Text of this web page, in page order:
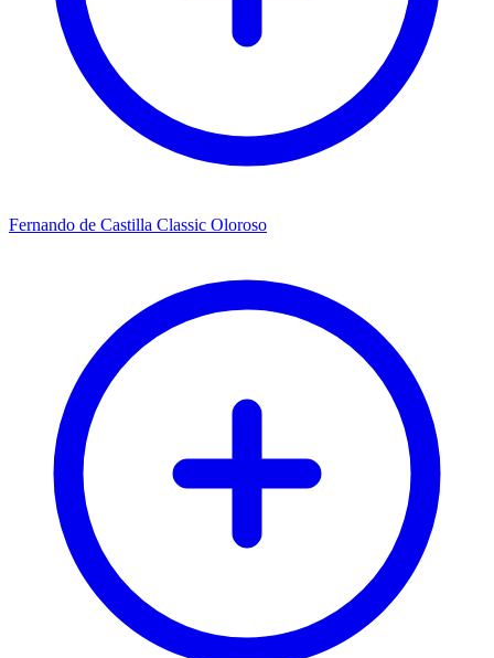
Fernando de Castilla Classic Oloroso